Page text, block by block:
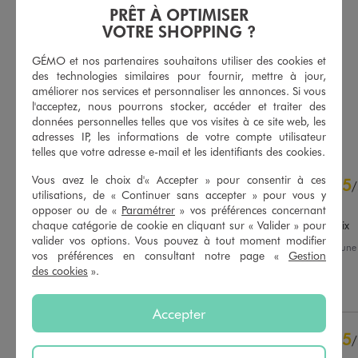
Sweat zippée à capuche en molleton femme
4.5/5 de moyenne
(19 avis)
AJOUTERAU PANIER
Pantacourt en toile extensible coupe ajustée femme grande taille
4.5/5 de moyenne
(244 avis)
AJOUTER AU PANIER
4.6/ 5
Basé sur283 avis soumis à un
contrôle
197
5/
Avis vérifié et récompensé
très bon rapport qualité prix
Avis du03/07/2026 , suite à
20/06/2026
par Christelle S.
5/
Avis vérifié et récompensé
PRÊT À OPTIMISER
VOTRE SHOPPING ?
GÉMO et nos partenaires souhaitons utiliser des cookies et
des technologies similaires pour fournir, mettre à jour,
améliorer nos services et personnaliser les annonces. Si vous
l'acceptez, nous pourrons stocker, accéder et traiter des
données personnelles telles que vos visites à ce site web, les
adresses IP, les informations de votre compte utilisateur
telles que votre adresse e-mail et les identifiants des cookies.
Vous avez le choix d'« Accepter » pour consentir à ces
utilisations, de « Continuer sans accepter » pour vous y
opposer ou de « Paramétrer » vos préférences concernant
chaque catégorie de cookie en cliquant sur « Valider » pour
valider vos options. Vous pouvez à tout moment modifier
vos préférences en consultant notre page « Gestion
des cookies ».
Accepter